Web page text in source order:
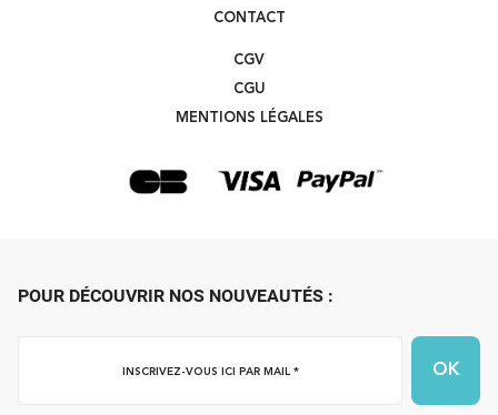
CONTACT
CGV
CGU
MENTIONS LÉGALES
POUR DÉCOUVRIR NOS NOUVEAUTÉS :